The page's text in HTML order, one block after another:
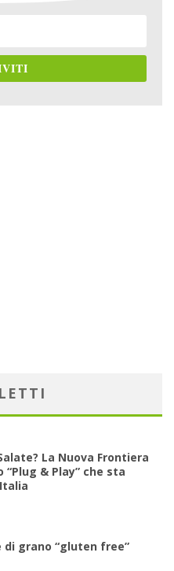
La Nuova Frontiera
& Play” che sta
di grano “gluten free”